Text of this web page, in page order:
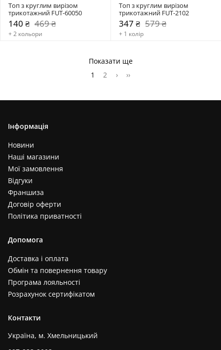
Топ з круглим вирізом
трикотажний FUT-60050
140 ₴ 469 ₴
+ 2 кольори
Топ з круглим вирізом
трикотажний FUT-2102
347 ₴ 579 ₴
+ 1 колір
Показати ще
1
2 › ››
Інформація
Новини
Наші магазини
Мої замовлення
Відгуки
Франшиза
Договір оферти
Політика приватності
Допомога
Доставка і оплата
Обмін та повернення товару
Програма лояльності
Розрахунок сертифікатом
Контакти
Україна, м. Хмельницький